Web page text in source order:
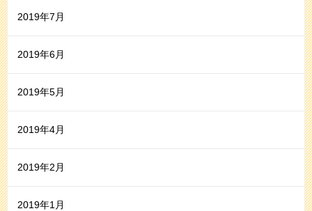
2019年7月
2019年6月
2019年5月
2019年4月
2019年2月
2019年1月